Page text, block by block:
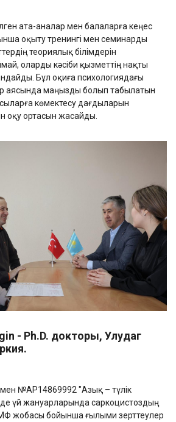
ата-аналар мен балаларға кеңес
оқыту тренингі мен семинарды
теориялық білімдерін
оларды кәсіби қызметтің нақты
Бұл оқиға психологиядағы
аясында маңызды болып табылатын
көмектесу дағдыларын
оқу ортасын жасайды.
- Ph.D. докторы, Улудаг
.
№AP14869992 "Азық – түлік
үй жануарларында саркоцистоздың
жобасы бойынша ғылыми зерттеулер